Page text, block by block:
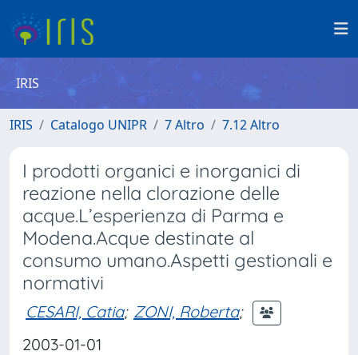
IRIS
IRIS Catalogo UNIPR 7 Altro 7.12 Altro
I prodotti organici e inorganici di
reazione nella clorazione delle
acque.L’esperienza di Parma e
Modena.Acque destinate al
consumo umano.Aspetti gestionali e
normativi
CESARI, Catia; ZONI, Roberta;
2003-01-01